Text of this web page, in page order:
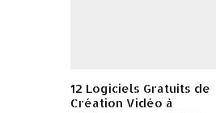
12 Logiciels Gratuits de
Création Vidéo à